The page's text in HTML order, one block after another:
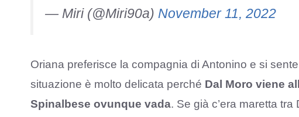
— Miri (@Miri90a) November 11, 2022
Oriana preferisce la compagnia di Antonino e si
situazione è molto delicata perché Dal Moro viene
Spinalbese ovunque vada. Se già c’era maretta